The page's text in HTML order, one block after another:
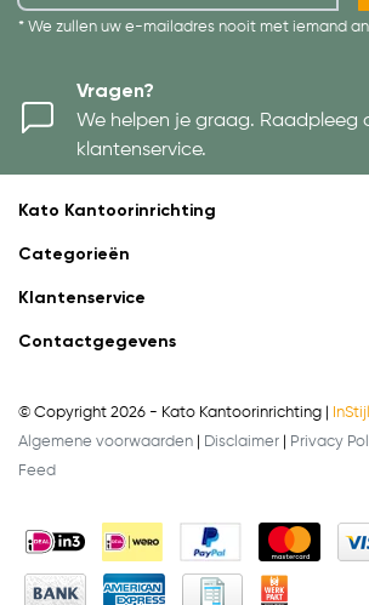
* We zullen uw e-mailadres nooit met iemand
Vragen?
We helpen je graag. Raadpleeg
klantenservice.
Kato Kantoorinrichting
Categorieën
Klantenservice
Contactgegevens
© Copyright 2026 - Kato Kantoorinrichting |
Algemene voorwaarden
Disclaimer Privacy
Feed